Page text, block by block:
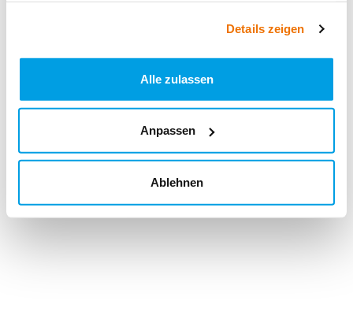
Details zeigen
Alle zulassen
Anpassen
Ablehnen